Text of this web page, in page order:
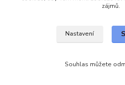
zájmů.
Nastavení
Souhlas můžete